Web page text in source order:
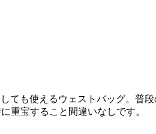
も使えるウェストバッグ。普
重宝すること間違いなしです。